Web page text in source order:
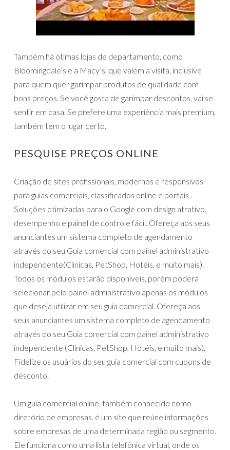
Também há ótimas lojas de departamento, como
Bloomingdale’s e a Macy’s, que valem a visita, inclusive
para quem quer garimpar produtos de qualidade com
bons preços. Se você gosta de garimpar descontos, vai se
sentir em casa. Se prefere uma experiência mais premium,
também tem o lugar certo.
PESQUISE PREÇOS ONLINE
Criação de sites profissionais, modernos e responsivos
para guias comerciais, classificados online e portais .
Soluções otimizadas para o Google com design atrativo,
desempenho e painel de controle fácil. Ofereça aos seus
anunciantes um sistema completo de agendamento
através do seu Guia comercial com painel administrativo
independente(Clínicas, PetShop, Hotéis, e muito mais).
Todos os módulos estarão disponíveis, porém poderá
selecionar pelo painel administrativo apenas os módulos
que deseja utilizar em seu guia comercial. Ofereça aos
seus anunciantes um sistema completo de agendamento
através do seu Guia comercial com painel administrativo
independente (Clínicas, PetShop, Hotéis, e muito mais).
Fidelize os usuários do seu guia comercial com cupons de
desconto.
Um guia comercial online, também conhecido como
diretório de empresas, é um site que reúne informações
sobre empresas de uma determinada região ou segmento.
Ele funciona como uma lista telefônica virtual, onde os